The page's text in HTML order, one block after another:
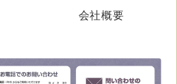
会社概要